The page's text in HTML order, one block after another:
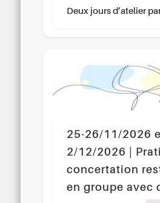
Deux jours d’atelier
25-26/11/2026
2/12/2026 |
concertation
en groupe avec